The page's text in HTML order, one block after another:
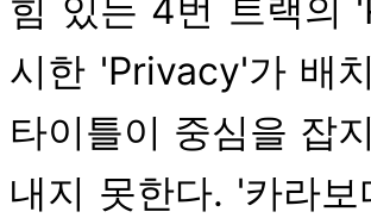
힘 있는 4번 트랙의
시한 'Privacy'가 배
타이틀이 중심을 잡
내지 못한다. '카라